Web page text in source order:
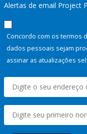
Alertas de email Project
Concordo com os termos
dados pessoais sejam
assinar as atualizações